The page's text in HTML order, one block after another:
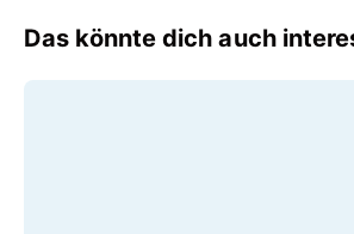
Das könnte dich auch